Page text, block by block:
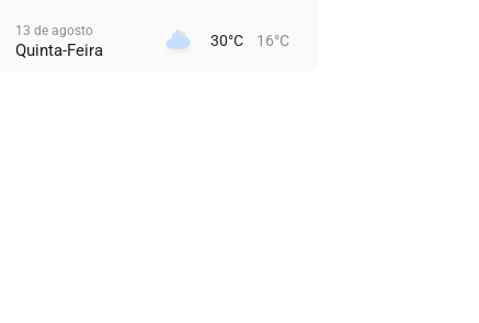
13 de agosto
Quinta-Feira 30°C 16°C